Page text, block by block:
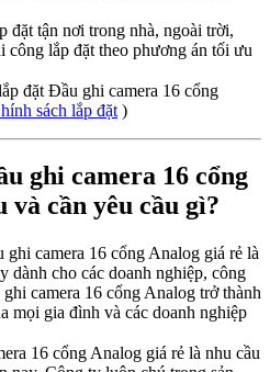
đặt tận nơi trong nhà, ngoài trời,
công lắp đặt theo phương án tối ưu
đặt Đầu ghi camera 16 cổng
sách lắp đặt )
ghi camera 16 cổng
và cần yêu cầu gì?
camera 16 cổng Analog giá rẻ là
dành cho các doanh nghiệp, công
camera 16 cổng Analog trở thành
mọi gia đình và các doanh nghiệp
16 cổng Analog giá rẻ là nhu cầu